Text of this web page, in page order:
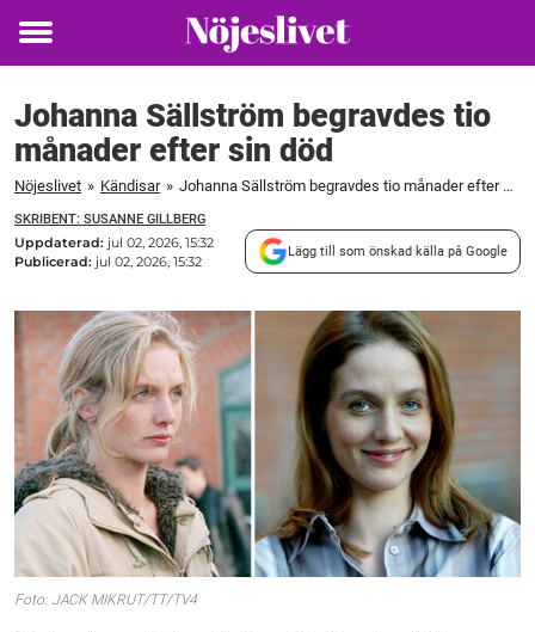
Toggle
Johanna Sällström begravdes tio
månader efter sin död
Nöjeslivet » Kändisar » Johanna Sällström begravdes tio månader efter sin död
SKRIBENT: SUSANNE GILLBERG
Uppdaterad: jul 02, 2026, 15:32
Publicerad: jul 02, 2026, 15:32
Lägg till som önskad källa på Google
Foto: JACK MIKRUT/TT/TV4